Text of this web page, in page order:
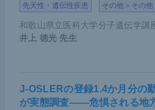
先天性・遺伝性疾患 その他＞その他
和歌山県立医科大学分子遺伝学講
井上 徳光 先生
J-OSLERの登録1.4か月分の
が実態調査――危惧される地